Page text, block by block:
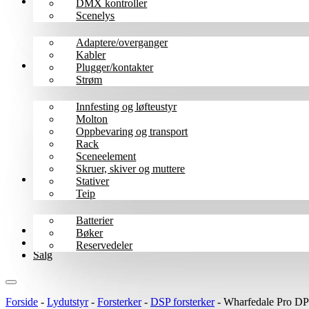
DMX kontroller
Scenelys
Adaptere/overganger
Kabler
Plugger/kontakter
Strøm
Scene/rigg
Innfesting og løfteustyr
Molton
Oppbevaring og transport
Rack
Sceneelement
Skruer, skiver og muttere
Stativer
Teip
Tilbehør
Batterier
Bøker
Reservedeler
Wharfedale Pro
B-varer
Salg
Forside - Lydutstyr- Forsterker- DSP forsterker- Wharfedale Pro